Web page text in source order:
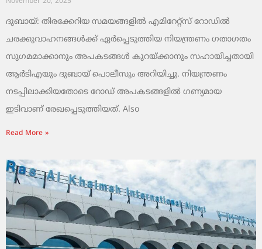
ദുബായ്: തിരക്കേറിയ സമയങ്ങളിൽ എമിറേറ്റ്സ് റോഡിൽ
ചരക്കുവാഹനങ്ങൾക്ക് ഏർപ്പെടുത്തിയ നിയന്ത്രണം ഗതാഗതം
സുഗമമാക്കാനും അപകടങ്ങൾ കുറയ്ക്കാനും സഹായിച്ചതായി
ആർടിഎയും ദുബായ് പൊലീസും അറിയിച്ചു. നിയന്ത്രണം
നടപ്പിലാക്കിയതോടെ റോഡ് അപകടങ്ങളിൽ ഗണ്യമായ
ഇടിവാണ് രേഖപ്പെടുത്തിയത്. Also
Read More »